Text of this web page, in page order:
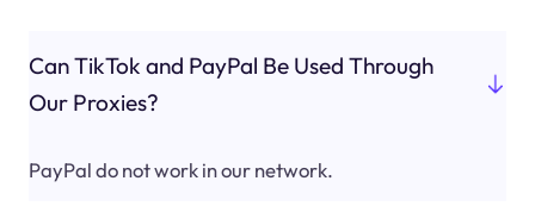
Can TikTok and PayPal Be Used Through
Our Proxies?
PayPal do not work in our network.